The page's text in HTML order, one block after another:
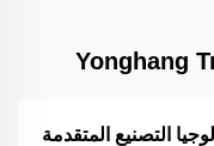
التصنيع المتقدمة